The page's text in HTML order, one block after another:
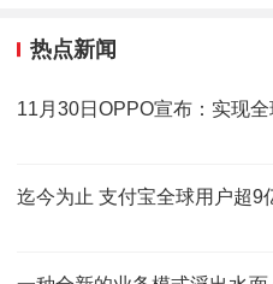
热点新闻
11月30日OPPO宣布：实现
迄今为止 支付宝全球用户超9